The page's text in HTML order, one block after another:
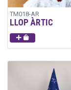
TM018-AR
LLOP ÀRTIC